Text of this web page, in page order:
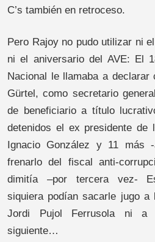
C’s también en retroceso.
Pero Rajoy no pudo utilizar ni
ni el aniversario del AVE: El
Nacional le llamaba a
Gürtel, como secretario
de beneficiario a título
detenidos el ex presidente de
Ignacio González y 11 más
frenarlo del fiscal anti-
dimitía –por tercera vez-
siquiera podían sacarle jugo
Jordi Pujol Ferrusola ni
siguiente…